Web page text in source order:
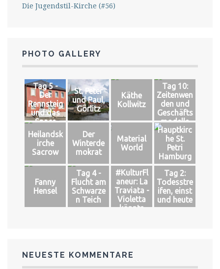
Die Jugendstil-Kirche (#56)
PHOTO GALLERY
Tag 5 -
Der
Rennsteig
und das
Space
St. Peter
und Paul,
Görlitz
Käthe
Kollwitz
Tag 10:
Zeitenwen
den und
Geschäfts
modelle
Heilandsk
irche
Sacrow
Der
Winterde
mokrat
Material
World
Hauptkirc
he St.
Petri
Hamburg
Fanny
Hensel
Tag 4 -
Flucht am
Schwarze
n Teich
#KulturFl
aneur: La
Traviata -
Violetta
könnte
Tag 2:
Todesstre
ifen, einst
und heute
NEUESTE KOMMENTARE